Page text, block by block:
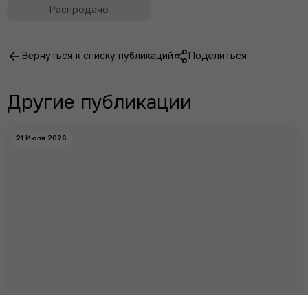
Распродано
Вернуться к списку публикаций Поделиться
Другие публикации
21 Июля 2026